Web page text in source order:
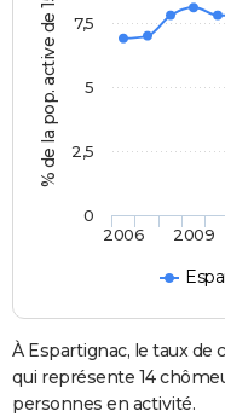
% de la pop. active de 15 - 64 ans
2006 2009
0
2,5
5
7,5
À Espartignac, le taux de
qui représente 14
personnes en activité.